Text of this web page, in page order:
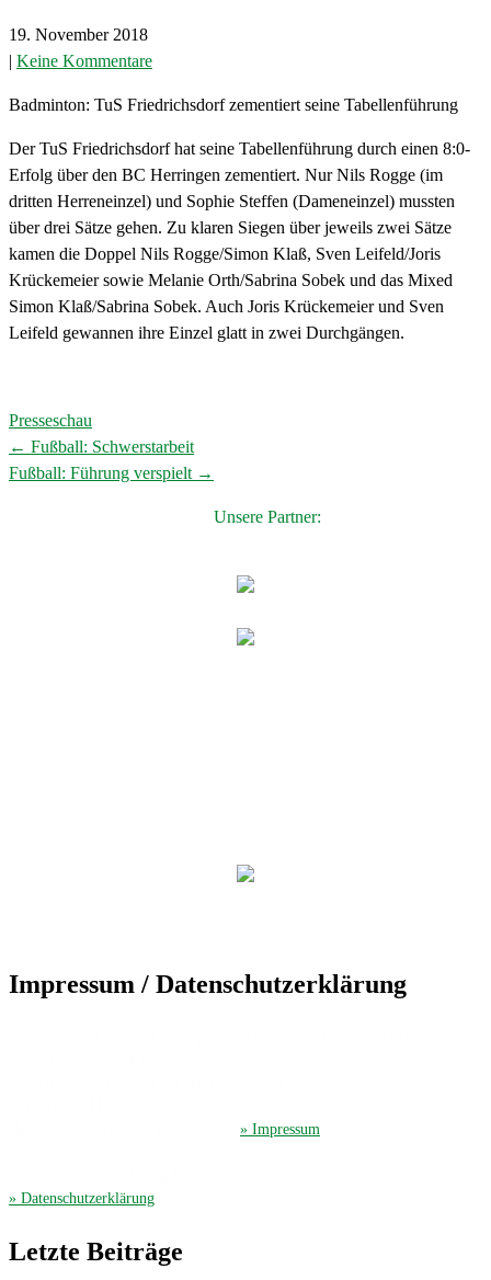
19. November 2018
| Keine Kommentare
Badminton: TuS Friedrichsdorf zementiert seine Tabellenführung
Der TuS Friedrichsdorf hat seine Tabellenführung durch einen 8:0-
Erfolg über den BC Herringen zementiert. Nur Nils Rogge (im
dritten Herreneinzel) und Sophie Steffen (Dameneinzel) mussten
über drei Sätze gehen. Zu klaren Siegen über jeweils zwei Sätze
kamen die Doppel Nils Rogge/Simon Klaß, Sven Leifeld/Joris
Krückemeier sowie Melanie Orth/Sabrina Sobek und das Mixed
Simon Klaß/Sabrina Sobek. Auch Joris Krückemeier und Sven
Leifeld gewannen ihre Einzel glatt in zwei Durchgängen.
Presseschau
Post
navigation
← Fußball: Schwerstarbeit
Fußball: Führung verspielt →
Unsere Partner:
Impressum / Datenschutzerklärung
» Impressum
» Datenschutzerklärung
Letzte Beiträge